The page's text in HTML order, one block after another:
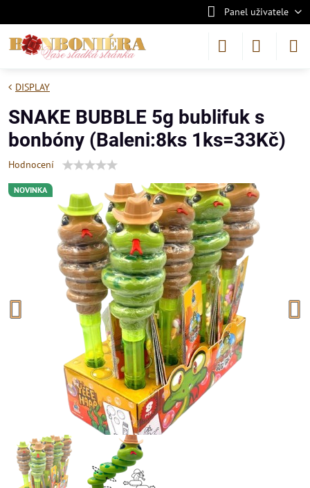
Panel uživatele
NOVINKA
DISPLAY
SNAKE BUBBLE 5g bublifuk s
bonbóny (Baleni:8ks 1ks=33Kč)
Hodnocení